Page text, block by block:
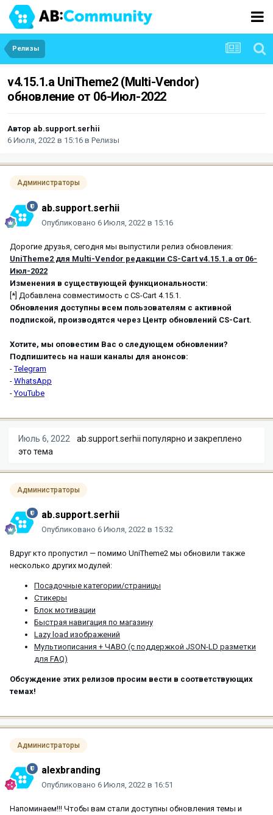
Релизы
v4.15.1.a UniTheme2 (Multi-Vendor)
обновление от 06-Июл-2022
Автор ab.support.serhii
6 Июля, 2022 в 15:16 в Релизы
Администраторы
ab.support.serhii
Опубликовано 6 Июля, 2022 в 15:16
Дорогие друзья, сегодня мы выпустили релиз обновления:
UniTheme2 для Multi-Vendor редакции CS-Cart v4.15.1.a от 06-
Июл-2022
Изменения в существующей функциональности:
[*] Добавлена совместимость с CS-Cart 4.15.1.
Обновления доступны всем пользователям с активной
подпиской, производятся через Центр обновлений CS-Cart.
Хотите, мы оповестим Вас о следующем обновлении?
Подпишитесь на наши каналы для анонсов:
-Telegram
- WhatsApp
-YouTube
Июль 6, 2022 ab.support.serhii популярно и закреплено
это тема
Администраторы
ab.support.serhii
Опубликовано 6 Июля, 2022 в 15:32
Вдруг кто пропустил — помимо UniTheme2 мы обновили также
несколько других модулей:
Посадочные категории/страницы
Стикеры
Блок мотивации
Быстрая навигация по магазину
Lazy load изображений
Мультиописания + ЧАВО (с поддержкой JSON-LD разметки
для FAQ)
Обсуждение этих релизов просим вести в соответствующих
темах!
Администраторы
alexbranding
Опубликовано 6 Июля, 2022 в 16:51
Напоминаем!!! Чтобы вам стали доступны обновления темы и